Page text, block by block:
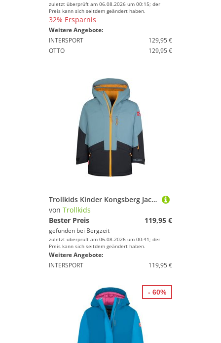
zuletzt überprüft am 06.08.2026 um 00:15; der
Preis kann sich seitdem geändert haben.
32% Ersparnis
Weitere Angebote:
INTERSPORT
129,95 €
OTTO
129,95 €
Trollkids Kinder Kongsberg Jacke
von Trollkids
Bester Preis
119,95 €
gefunden bei Bergzeit
zuletzt überprüft am 06.08.2026 um 00:41; der
Preis kann sich seitdem geändert haben.
Weitere Angebote:
INTERSPORT
119,95 €
- 60%